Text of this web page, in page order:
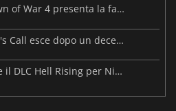
Warhammer 40.000: Dawn of War 4 presenta la fazione dei Necron
Forsaken Realms: Vahrin's Call esce dopo un decennio di sviluppo
Annunciato ufficialmente il DLC Hell Rising per Nioh 3